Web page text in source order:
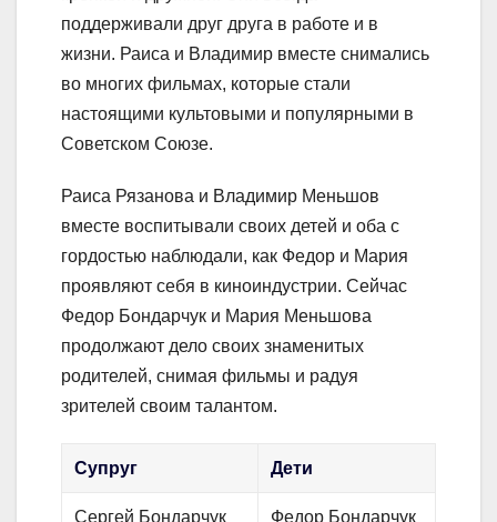
поддерживали друг друга в работе и в
жизни. Раиса и Владимир вместе снимались
во многих фильмах, которые стали
настоящими культовыми и популярными в
Советском Союзе.
Раиса Рязанова и Владимир Меньшов
вместе воспитывали своих детей и оба с
гордостью наблюдали, как Федор и Мария
проявляют себя в киноиндустрии. Сейчас
Федор Бондарчук и Мария Меньшова
продолжают дело своих знаменитых
родителей, снимая фильмы и радуя
зрителей своим талантом.
Супруг Дети
Сергей Бондарчук Федор Бондарчук